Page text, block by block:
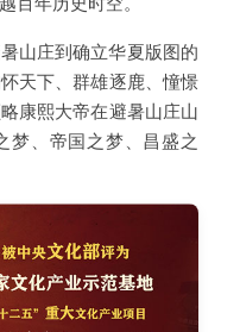
山庄到确立华夏版图的
天下、群雄逐鹿、憧憬
康熙大帝在避暑山庄山
梦、帝国之梦、昌盛之